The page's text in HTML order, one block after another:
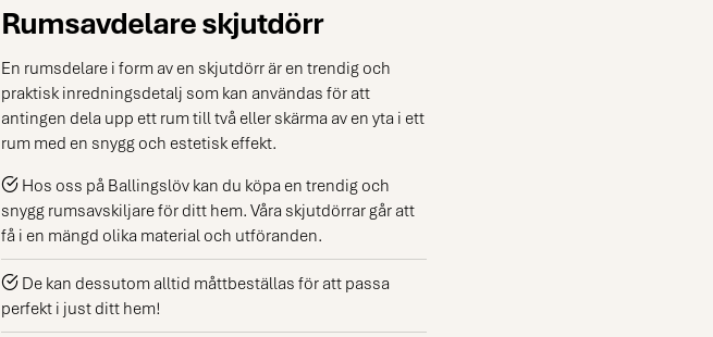
Rumsavdelare skjutdörr
En rumsdelare i form av en skjutdörr är en trendig och
praktisk inredningsdetalj som kan användas för att
antingen dela upp ett rum till två eller skärma av en yta i ett
rum med en snygg och estetisk effekt.
Hos oss på Ballingslöv kan du köpa en trendig och
snygg rumsavskiljare för ditt hem. Våra skjutdörrar går att
få i en mängd olika material och utföranden.
De kan dessutom alltid måttbeställas för att passa
perfekt i just ditt hem!